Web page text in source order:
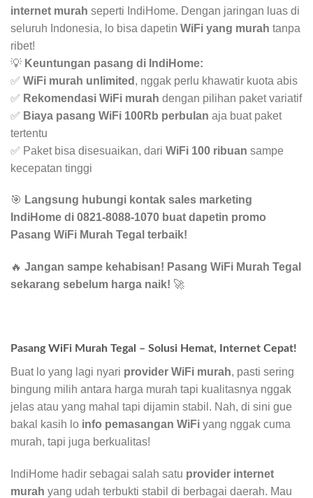
internet murah seperti IndiHome. Dengan jaringan luas di
seluruh Indonesia, lo bisa dapetin WiFi yang murah tanpa
ribet!
💡 Keuntungan pasang di IndiHome:
✅ WiFi murah unlimited , nggak perlu khawatir kuota abis
✅ Rekomendasi WiFi murah dengan pilihan paket variatif
✅ Biaya pasang WiFi 100Rb perbulan aja buat paket
tertentu
✅ Paket bisa disesuaikan, dari WiFi 100 ribuan sampe
kecepatan tinggi
🎯 Langsung hubungi kontak sales marketing
IndiHome di 0821-8088-1070 buat dapetin promo
Pasang WiFi Murah Tegal terbaik!
🔥 Jangan sampe kehabisan! Pasang WiFi Murah Tegal
sekarang sebelum harga naik! 🚀
Pasang WiFi Murah Tegal – Solusi Hemat, Internet Cepat!
Buat lo yang lagi nyari provider WiFi murah, pasti sering
bingung milih antara harga murah tapi kualitasnya nggak
jelas atau yang mahal tapi dijamin stabil. Nah, di sini gue
bakal kasih lo info pemasangan WiFi yang nggak cuma
murah, tapi juga berkualitas!
IndiHome hadir sebagai salah satu provider internet
murah yang udah terbukti stabil di berbagai daerah. Mau